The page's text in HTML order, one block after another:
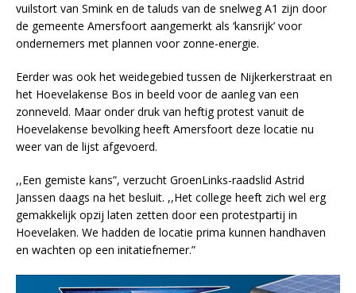
vuilstort van Smink en de taluds van de snelweg A1 zijn door
de gemeente Amersfoort aangemerkt als ‘kansrijk’ voor
ondernemers met plannen voor zonne-energie.
Eerder was ook het weidegebied tussen de Nijkerkerstraat en
het Hoevelakense Bos in beeld voor de aanleg van een
zonneveld. Maar onder druk van heftig protest vanuit de
Hoevelakense bevolking heeft Amersfoort deze locatie nu
weer van de lijst afgevoerd.
,,Een gemiste kans”, verzucht GroenLinks-raadslid Astrid
Janssen daags na het besluit. ,,Het college heeft zich wel erg
gemakkelijk opzij laten zetten door een protestpartij in
Hoevelaken. We hadden de locatie prima kunnen handhaven
en wachten op een initatiefnemer.”